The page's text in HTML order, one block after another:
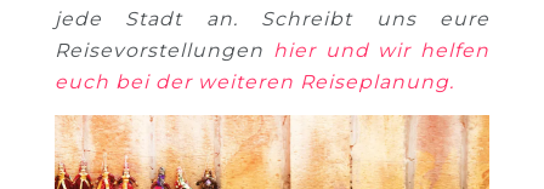
jede Stadt an. Schreibt uns eure
Reisevorstellungen hier und wir helfen
euch bei der weiteren Reiseplanung.